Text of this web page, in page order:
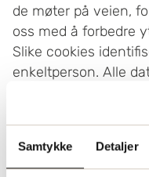
Samtykke Detaljer
de møter på veien,
oss med å forbedre
Slike cookies
enkeltperson. Alle
Markedsføring
Slike cookies sporer
nettsteder og er i